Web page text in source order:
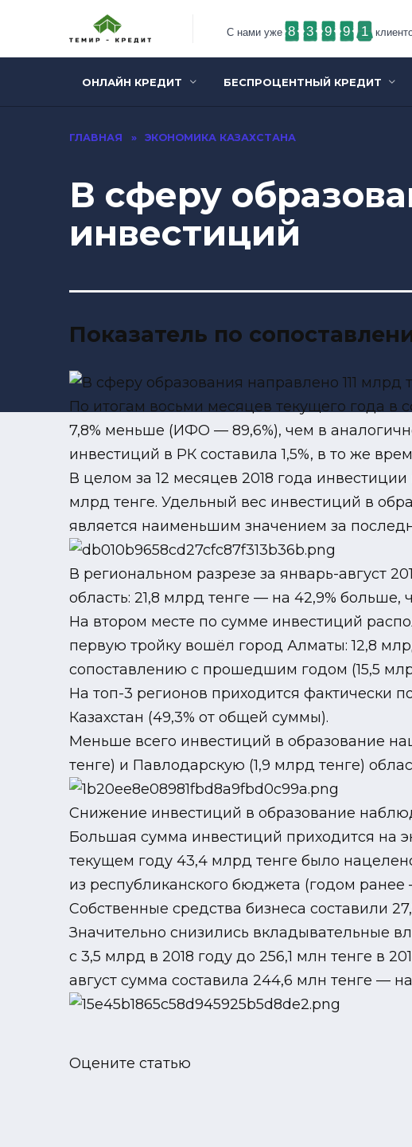
С нами уже 8 3 9 9 1
ОНЛАЙН КРЕДИТ БЕСПРОЦЕНТНЫЙ КРЕДИТ
ГЛАВНАЯ » ЭКОНОМИКА КАЗАХСТАНА
В сферу
инвестиций
Показатель по
По итогам восьми месяцев текущего года в
7,8% меньше (ИФО — 89,6%), чем в
инвестиций в РК составила 1,5%, в то же
В целом за 12 месяцев 2018 года
млрд тенге. Удельный вес инвестиций в
является наименьшим значением за
В региональном разрезе за январь-август
область: 21,8 млрд тенге — на 42,9%
На втором месте по сумме инвестиций
первую тройку вошёл город Алматы: 12,8
сопоставлению с прошедшим годом (15,5
На топ-3 регионов приходится фактически
Казахстан (49,3% от общей суммы).
Меньше всего инвестиций в образование
тенге) и Павлодарскую (1,9 млрд тенге)
Снижение инвестиций в образование
Большая сумма инвестиций приходится на
текущем году 43,4 млрд тенге было
из республиканского бюджета (годом ранее
Собственные средства бизнеса составили
Значительно снизились вкладывательные
с 3,5 млрд в 2018 году до 256,1 млн тенге в
август сумма составила 244,6 млн тенге —
Оцените статью